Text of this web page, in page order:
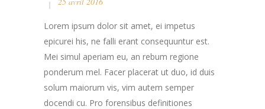
Lorem ipsum dolor sit amet, ei impetus
epicurei his, ne falli erant consequuntur est.
Mei simul aperiam eu, an rebum regione
ponderum mel. Facer placerat ut duo, id duis
solum maiorum vis, vim autem semper
docendi cu. Pro forensibus definitiones